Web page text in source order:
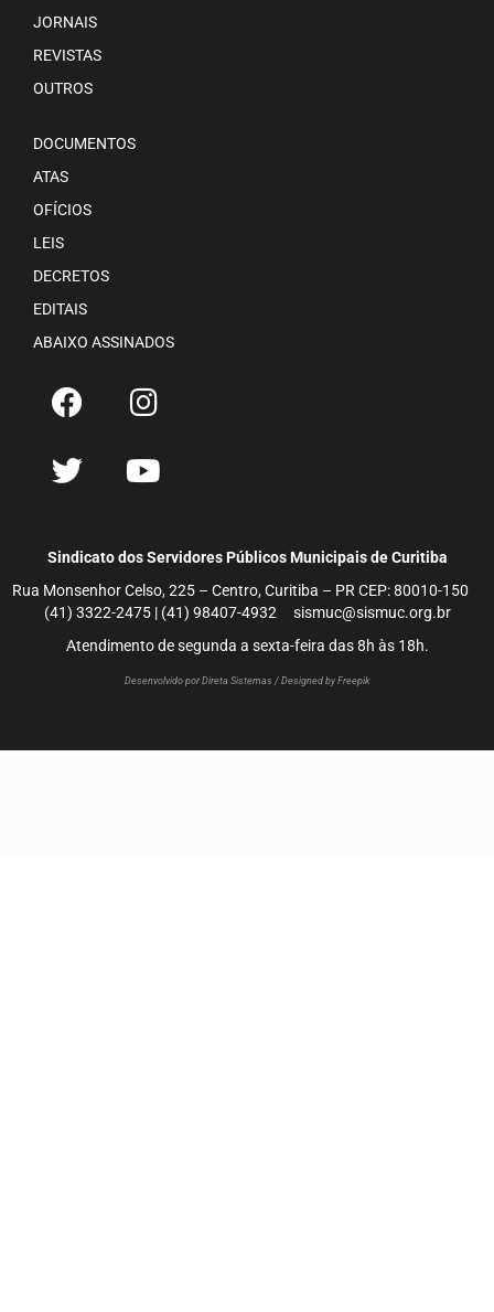
JORNAIS
REVISTAS
OUTROS
DOCUMENTOS
ATAS
OFÍCIOS
LEIS
DECRETOS
EDITAIS
ABAIXO ASSINADOS
Sindicato dos Servidores Públicos Municipais de Curitiba
Rua Monsenhor Celso, 225 – Centro, Curitiba – PR CEP: 80010-150
(41) 3322-2475 | (41) 98407-4932 sismuc@sismuc.org.br
Atendimento de segunda a sexta-feira das 8h às 18h.
Desenvolvido por Direta Sistemas / Designed by Freepik